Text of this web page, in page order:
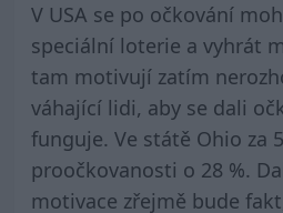
V USA se po očkování
speciální loterie a vyhrát
tam motivují zatím
váhající lidi, aby se dali
funguje. Ve státě Ohio za
proočkovanosti o 28 %.
motivace zřejmě bude